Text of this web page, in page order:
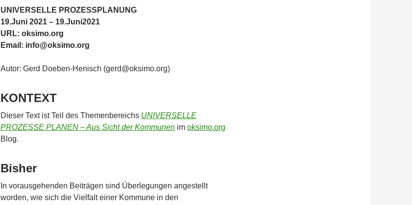
UNIVERSELLE PROZESSPLANUNG
19.Juni 2021 – 19.Juni2021
URL: oksimo.org
Email: info@oksimo.org
Autor: Gerd Doeben-Henisch (gerd@oksimo.org)
KONTEXT
Dieser Text ist Teil des Themenbereichs UNIVERSELLE
PROZESSE PLANEN – Aus Sicht der Kommunen im oksimo.org
Blog.
Bisher
In vorausgehenden Beiträgen sind Überlegungen angestellt
worden, wie sich die Vielfalt einer Kommune in den